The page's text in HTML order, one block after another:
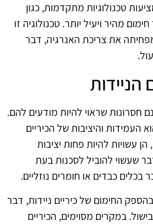
טכנולוגיות מתקדמות, כגון
מהיר ויעיל יותר. טכנולוגיה זו
את צריכת האנרגיה, דבר
הניידות
חסרונות שראוי להיות מודעים להם.
העמידות והיציבות של הכיריים
עשויות להיות פחות יציבות
שעשוי להוביל לסכנות בעת
כבדים או חומרים נוזליים.
החימום של כיריים ניידות, דבר
במקרים מסוימים, הכיריים